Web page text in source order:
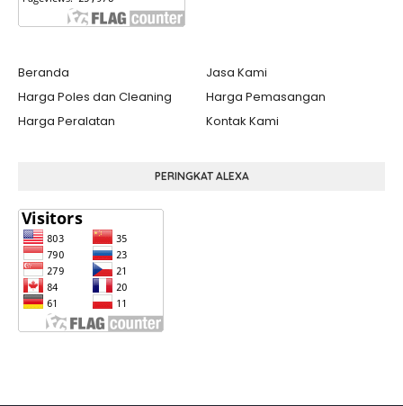
Beranda
Jasa Kami
Harga Poles dan Cleaning
Harga Pemasangan
Harga Peralatan
Kontak Kami
PERINGKAT ALEXA